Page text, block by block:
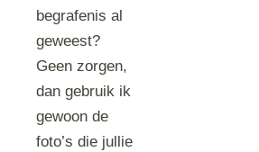
begrafenis al
geweest?
Geen zorgen,
dan gebruik ik
gewoon de
foto’s die jullie